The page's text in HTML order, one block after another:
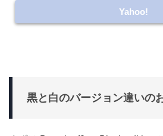
Yahoo!
黒と白のバージョン違いの